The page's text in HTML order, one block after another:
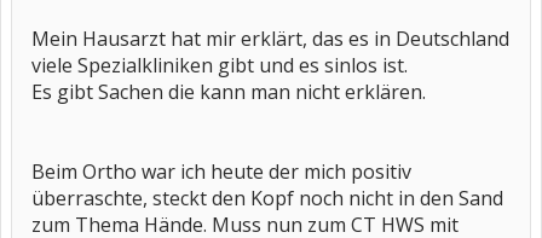
Mein Hausarzt hat mir erklärt, das es in Deutschland
viele Spezialkliniken gibt und es sinlos ist.
Es gibt Sachen die kann man nicht erklären.
Beim Ortho war ich heute der mich positiv
überraschte, steckt den Kopf noch nicht in den Sand
zum Thema Hände. Muss nun zum CT HWS mit